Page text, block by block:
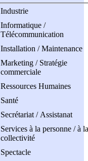
Industrie
Informatique /
Télécommunication
Installation / Maintenance
Marketing / Stratégie
commerciale
Ressources Humaines
Santé
Secrétariat / Assistanat
Services à la personne / à la
collectivité
Spectacle